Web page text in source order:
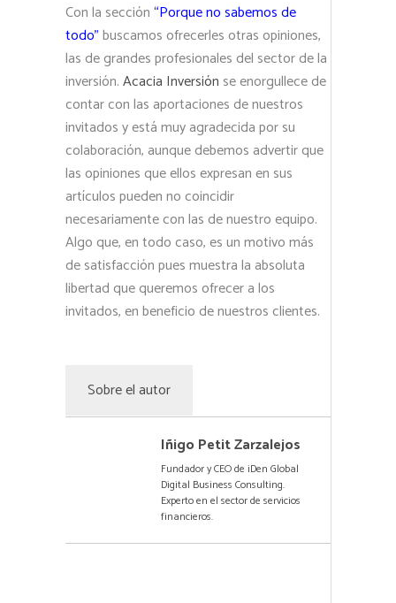
Con la sección“Porque no sabemos de
todo”buscamos ofrecerles otras opiniones,
las de grandes profesionales del sector de la
inversión.Acacia Inversión se enorgullece de
contar con las aportaciones de nuestros
invitados y está muy agradecida por su
colaboración, aunque debemos advertir que
las opiniones que ellos expresan en sus
artículos pueden no coincidir
necesariamente con las de nuestro equipo.
Algo que, en todo caso, es un motivo más
de satisfacción pues muestra la absoluta
libertad que queremos ofrecer a los
invitados, en beneficio de nuestros clientes.
Sobre el autor
Iñigo Petit Zarzalejos
Fundador y CEO de iDen Global
Digital Business Consulting.
Experto en el sector de servicios
financieros.